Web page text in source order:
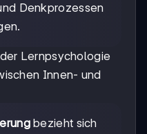
Denkprozessen
Lernpsychologie
Innen- und
bezieht sich